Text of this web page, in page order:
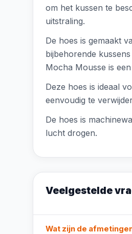
om het kussen te
uitstraling.
De hoes is gemaakt
bijbehorende
Mocha Mousse is
Deze hoes is ideaal
eenvoudig te
De hoes is
lucht drogen.
Veelgestelde
Wat zijn de